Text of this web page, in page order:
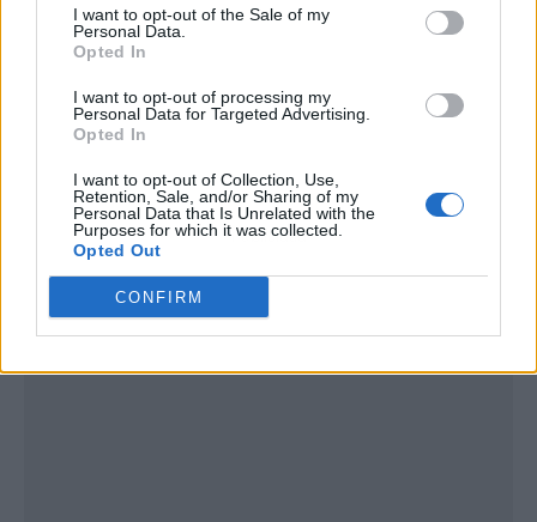
I want to opt-out of the Sale of my
Personal Data.
Opted In
I want to opt-out of processing my
Personal Data for Targeted Advertising.
Opted In
I want to opt-out of Collection, Use,
Retention, Sale, and/or Sharing of my
Personal Data that Is Unrelated with the
Purposes for which it was collected.
Opted Out
CONFIRM
Publicidad